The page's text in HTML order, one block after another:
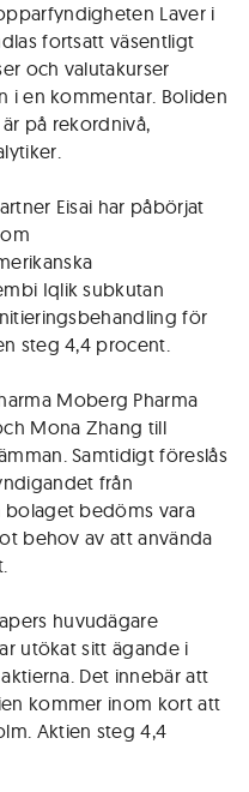
Laver i
fortsatt väsentligt
och valutakurser
i en kommentar. Boliden
på rekordnivå,
Eisai har påbörjat
Iqlik subkutan
för
steg 4,4 procent.
Moberg Pharma
Mona Zhang till
Samtidigt föreslås
från
bolaget bedöms vara
behov av att använda
huvudägare
utökat sitt ägande i
Det innebär att
kommer inom kort att
Aktien steg 4,4